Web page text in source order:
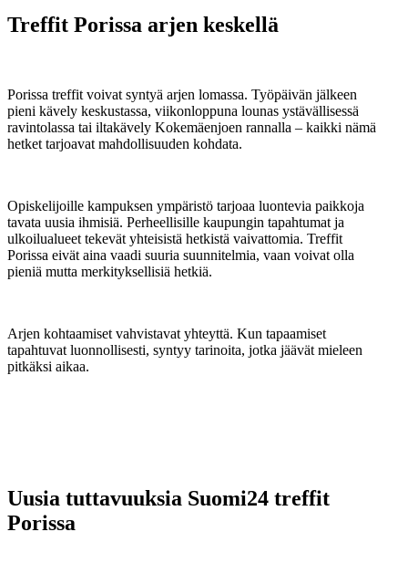
Treffit Porissa arjen keskellä
Porissa treffit voivat syntyä arjen lomassa. Työpäivän jälkeen
pieni kävely keskustassa, viikonloppuna lounas ystävällisessä
ravintolassa tai iltakävely Kokemäenjoen rannalla – kaikki nämä
hetket tarjoavat mahdollisuuden kohdata.
Opiskelijoille kampuksen ympäristö tarjoaa luontevia paikkoja
tavata uusia ihmisiä. Perheellisille kaupungin tapahtumat ja
ulkoilualueet tekevät yhteisistä hetkistä vaivattomia. Treffit
Porissa eivät aina vaadi suuria suunnitelmia, vaan voivat olla
pieniä mutta merkityksellisiä hetkiä.
Arjen kohtaamiset vahvistavat yhteyttä. Kun tapaamiset
tapahtuvat luonnollisesti, syntyy tarinoita, jotka jäävät mieleen
pitkäksi aikaa.
Uusia tuttavuuksia Suomi24 treffit
Porissa